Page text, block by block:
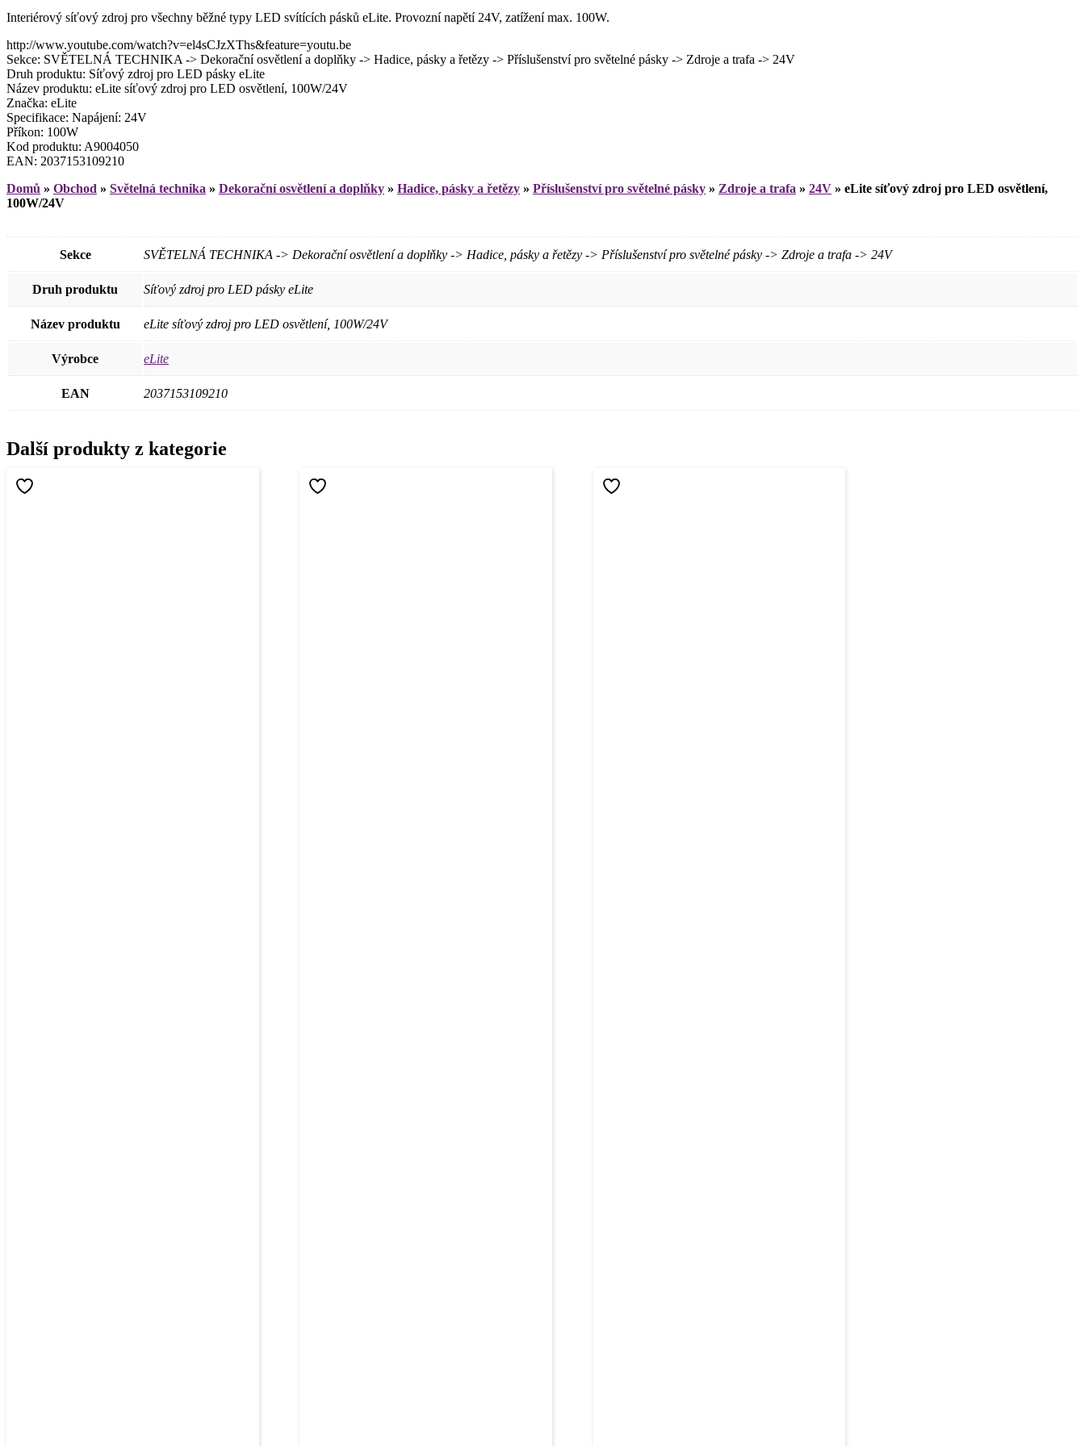
Interiérový síťový zdroj pro všechny běžné typy LED svítících pásků eLite. Provozní napětí 24V, zatížení max. 100W.
http://www.youtube.com/watch?v=el4sCJzXThs&feature=youtu.be
Sekce: SVĚTELNÁ TECHNIKA -> Dekorační osvětlení a doplňky -> Hadice, pásky a řetězy -> Příslušenství pro světelné pásky -> Zdroje a trafa -> 24V
Druh produktu: Síťový zdroj pro LED pásky eLite
Název produktu: eLite síťový zdroj pro LED osvětlení, 100W/24V
Značka: eLite
Specifikace: Napájení: 24V
Příkon: 100W
Kod produktu: A9004050
EAN: 2037153109210
Domů » Obchod » Světelná technika » Dekorační osvětlení a doplňky » Hadice, pásky a řetězy » Příslušenství pro světelné pásky » Zdroje a trafa » 24V » eLite síťový zdroj pro LED osvětlení,
100W/24V
Sekce SVĚTELNÁ TECHNIKA -> Dekorační osvětlení a doplňky -> Hadice, pásky a řetězy -> Příslušenství pro světelné pásky -> Zdroje a trafa -> 24V
Druh produktu Síťový zdroj pro LED pásky eLite
Název produktu eLite síťový zdroj pro LED osvětlení, 100W/24V
Výrobce eLite
EAN 2037153109210
Další produkty z kategorie